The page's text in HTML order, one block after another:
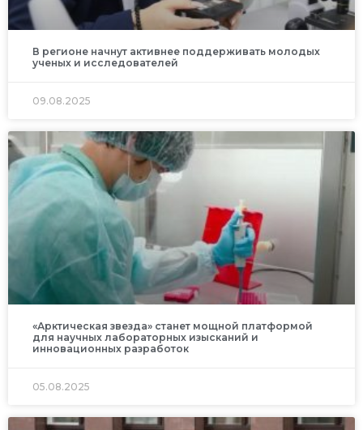
В регионе начнут активнее поддерживать молодых
ученых и исследователей
09.08.2025
«Арктическая звезда» станет мощной платформой
для научных лабораторных изысканий и
инновационных разработок
05.08.2025